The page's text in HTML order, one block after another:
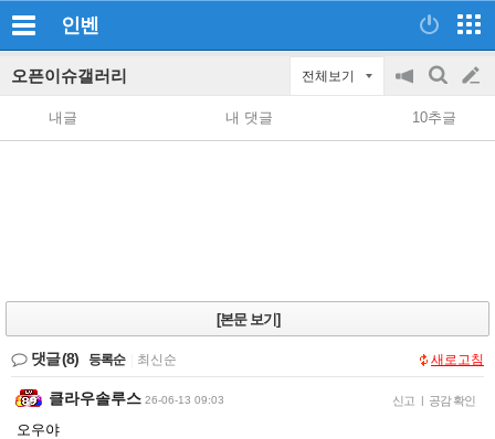
인벤
오픈이슈갤러리 전체보기
공
지
on/off
검
색
글
쓰
내글 내 댓글 10추글
[본문 보기]
댓글(8) 등록순 최신순 새로고침
클라우솔루스 26-06-13 09:03 신고 | 공감 확인
오우야